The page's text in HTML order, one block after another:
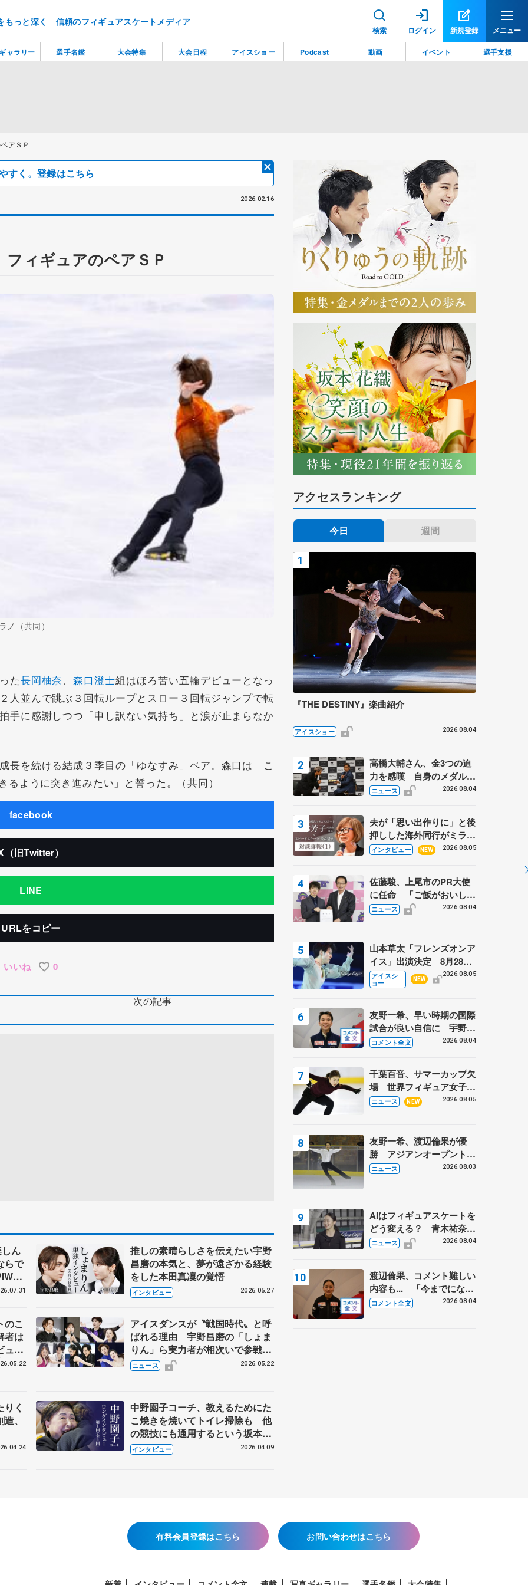
もっと深く 信頼のフィギュアスケートメディア
検索 ログイン 新規登録 メニュー
アＳＰ
すく。登録はこちら
2026.02.16
ィギュアのペアＳＰ
（共同）
た長岡柚奈、森口澄士組はほろ苦い五輪デビューとなっ
人並んで跳ぶ３回転ループとスロー３回転ジャンプで転
手に感謝しつつ「申し訳ない気持ち」と涙が止まらなか
を続ける結成３季目の「ゆなすみ」ペア。森口は「こ
ように突き進みたい」と誓った。（共同）
facebook
（旧Twitter）
LINE
URLをコピー
いいね 0
次の記事
ん
らで
前
推しの素晴らしさを伝えたい宇野
昌磨の本気と、夢が遠ざかる経験
をした本田真凜の覚悟
インタビュー 2026.05.27
のこ
者は
ュー
人、
アイスダンスが〝戦国時代〟と呼
ばれる理由 宇野昌磨の「しょま
りん」ら実力者が相次いで参戦
国内の競争激化
ニュース 2026.05.22
く
、
中野園子コーチ、教えるためにた
こ焼きを焼いてトイレ掃除も 他
の競技にも通用するという坂本花
織の筋肉
インタビュー 2026.04.09
アクセスランキング
今日 週間
『THE DESTINY』楽曲紹介
アイスショー 2026.08.04
高橋大輔さん、金3つの迫
力を感嘆 自身のメダルは
「どちらに？」 〝リス兄
野村忠宏さんと対談
ニュース 2026.08.04
夫が「思い出作りに」と後
押しした海外同行がミラノ
まで… 繁華街のリンクで
に 小林芳子さんが振り返
るスケート人生
インタビュー NEW 2026.08.05
佐藤駿、上尾市のPR大使
に任命 「ご飯がおいし
く、住みやすいのが魅力」
ニュース 2026.08.04
山本草太「フレンズオンア
イス」出演決定 8月28日
（金）2公演のみ 荒川静
香さんプロデュース、20
アイスシ
ョー
NEW
2026.08.05
友野一希、早い時期の国際
試合が良い自信に 宇野昌
磨の現役復帰に思っている
トロフィーフリー後】
コメント全文 2026.08.04
千葉百音、サマーカップ欠
場 世界フィギュア女子2
位
ニュース NEW 2026.08.05
友野一希、渡辺倫果が優
勝 アジアンオープントロ
フィー
ニュース 2026.08.03
AIはフィギュアスケートを
どう変える？ 青木祐奈と
考える採点、トレーニング
ニュース 2026.08.04
渡辺倫果、コメント難しい
内容も... 「今までにない
くらい早めに仕上げられて
コメント全文 2026.08.04
有料会員登録はこちら お問い合わせはこちら
ャラリー 選手名鑑 大会特集 大会日程 アイスショー Podcast 動画 イベント 選手支援